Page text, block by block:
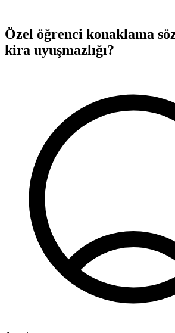
Özel öğrenci konaklama
kira uyuşmazlığı?